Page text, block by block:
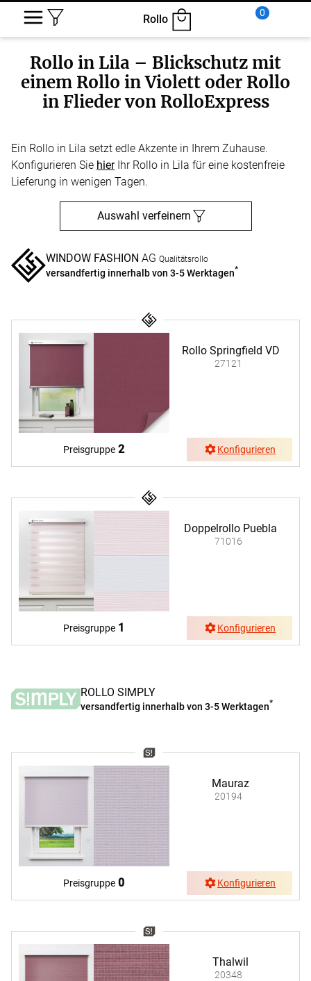
Rollo
0
Rollo in Lila – Blickschutz mit
einem Rollo in Violett oder Rollo
in Flieder von RolloExpress
Ein Rollo in Lila setzt edle Akzente in Ihrem Zuhause.
Konfigurieren Sie hierIhr Rollo in Lila für eine kostenfreie
Lieferung in wenigen Tagen.
Auswahl verfeinern
WINDOW FASHION AG Qualitätsrollo
versandfertig innerhalb von 3-5 Werktagen*
Rollo Springfield VD
27121
Preisgruppe 2 Konfigurieren
Doppelrollo Puebla
71016
Preisgruppe 1 Konfigurieren
ROLLO SIMPLY
versandfertig innerhalb von 3-5 Werktagen*
Mauraz
20194
Preisgruppe 0 Konfigurieren
Thalwil
20348